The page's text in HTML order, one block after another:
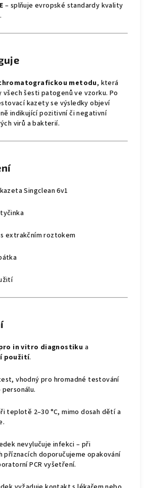
– splňuje evropské standardy kvality
metodu, která
šesti patogenů ve vzorku. Po
kazety se výsledky objeví
indikující pozitivní či negativní
virů a bakterií.
Singclean 6v1
s extrakčním roztokem
in vitro diagnostiku a
použití.
vhodný pro hromadné testování
teplotě 2–30 °C, mimo dosah dětí a
nevylučuje infekci – při
příznacích doporučujeme opakování
PCR vyšetření.